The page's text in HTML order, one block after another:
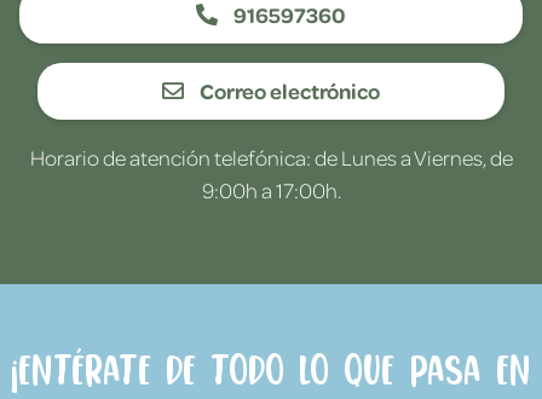
916597360
Correo electrónico
Horario de atención telefónica: de Lunes a Viernes, de
9:00h a 17:00h.
¡Entérate de todo lo que pasa en